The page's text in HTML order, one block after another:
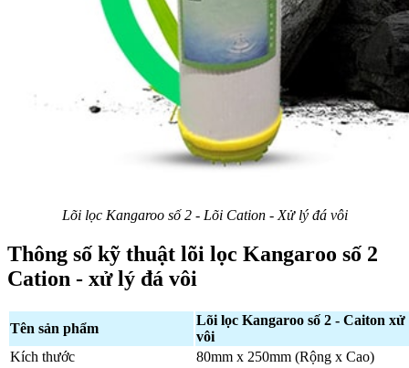
Lõi lọc Kangaroo số 2 - Lõi Cation - Xử lý đá vôi
Thông số kỹ thuật lõi lọc Kangaroo số 2
Cation - xử lý đá vôi
Tên sản phẩm
Lõi lọc Kangaroo số 2 - Caiton xử
vôi
Kích thước
80mm x 250mm (Rộng x Cao)